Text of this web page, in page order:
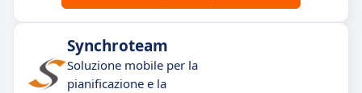
Synchroteam
Soluzione mobile per la
pianificazione e la